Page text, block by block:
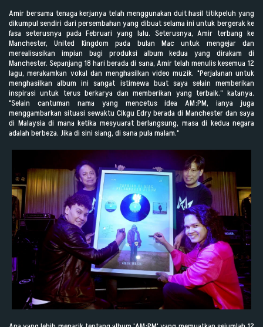
Amir bersama tenaga kerjanya telah menggunakan duit hasil titikpeluh yang
dikumpul sendiri dari persembahan yang dibuat selama ini untuk bergerak ke
fasa seterusnya pada Februari yang lalu. Seterusnya, Amir terbang ke
Manchester, United Kingdom pada bulan Mac untuk mengejar dan
merealisasikan impian bagi produksi album kedua yang dirakam di
Manchester. Sepanjang 18 hari berada di sana, Amir telah menulis kesemua 12
lagu, merakamkan vokal dan menghasilkan video muzik. "Perjalanan untuk
menghasilkan album ini sangat istimewa buat saya selain memberikan
inspirasi untuk terus berkarya dan memberikan yang terbaik.” katanya.
"Selain cantuman nama yang mencetus idea AM:PM, ianya juga
menggambarkan situasi sewaktu Cikgu Edry berada di Manchester dan saya
di Malaysia di mana ketika mesyuarat berlangsung, masa di kedua negara
adalah berbeza. Jika di sini siang, di sana pula malam."